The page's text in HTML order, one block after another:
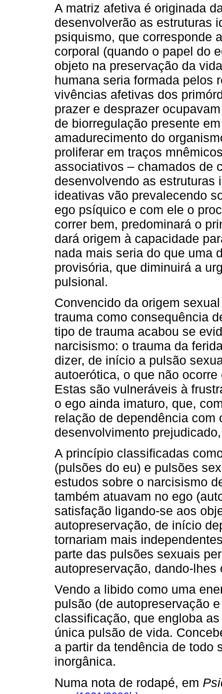
A matriz afetiva é originada
desenvolverão as estruturas
psiquismo, que corresponde
corporal (quando o papel do
objeto na preservação da
humana seria formada pelos
vivências afetivas dos
prazer e desprazer
de biorregulação presente
amadurecimento do
proliferar em traços
associativos – chamados de
desenvolvendo as estruturas
ideativas vão prevalecendo
ego psíquico e com ele o
correr bem, predominará o
dará origem à capacidade
nada mais seria do que uma
provisória, que diminuirá a
pulsional.
Convencido da origem
trauma como consequência
tipo de trauma acabou se
narcisismo: o trauma da
dizer, de início a pulsão
autoerótica, o que não
Estas são vulneráveis à
o ego ainda imaturo, que,
relação de dependência com
desenvolvimento
A princípio classificadas
(pulsões do eu) e pulsões
estudos sobre o narcisismo
também atuavam no ego
satisfação ligando-se aos
autopreservação, de início
tornariam mais
parte das pulsões sexuais
autopreservação, dando-
Vendo a libido como uma
pulsão (de autopreservação
classificação, que engloba
única pulsão de vida.
a partir da tendência de todo
inorgânica.
Numa nota de rodapé, em